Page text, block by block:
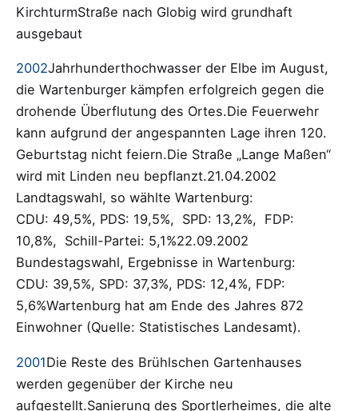
KirchturmStraße nach Globig wird grundhaft
ausgebaut
2002Jahrhunderthochwasser der Elbe im August,
die Wartenburger kämpfen erfolgreich gegen die
drohende Überflutung des Ortes.Die Feuerwehr
kann aufgrund der angespannten Lage ihren 120.
Geburtstag nicht feiern.Die Straße „Lange Maßen“
wird mit Linden neu bepflanzt.21.04.2002
Landtagswahl, so wählte Wartenburg:
CDU: 49,5%, PDS: 19,5%, SPD: 13,2%, FDP:
10,8%, Schill-Partei: 5,1%22.09.2002
Bundestagswahl, Ergebnisse in Wartenburg:
CDU: 39,5%, SPD: 37,3%, PDS: 12,4%, FDP:
5,6%Wartenburg hat am Ende des Jahres 872
Einwohner (Quelle: Statistisches Landesamt).
2001Die Reste des Brühlschen Gartenhauses
werden gegenüber der Kirche neu
aufgestellt.Sanierung des Sportlerheimes, die alte